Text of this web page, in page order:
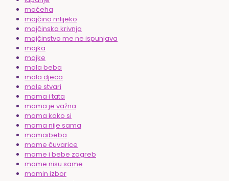
maćeha
majčino mlijeko
majčinska krivnja
majčinstvo me ne ispunjava
majka
majke
mala beba
mala djeca
male stvari
mama i tata
mama je važna
mama kako si
mama nije sama
mamaibeba
mame čuvarice
mame i bebe zagreb
mame nisu same
mamin izbor